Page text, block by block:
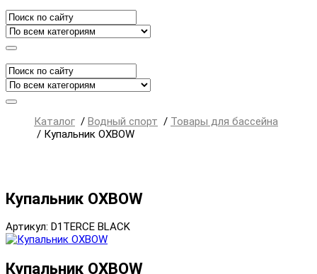
Каталог / Водный спорт / Товары для бассейна
/ Купальник OXBOW
Купальник OXBOW
Артикул: D1TERCE BLACK
Купальник OXBOW